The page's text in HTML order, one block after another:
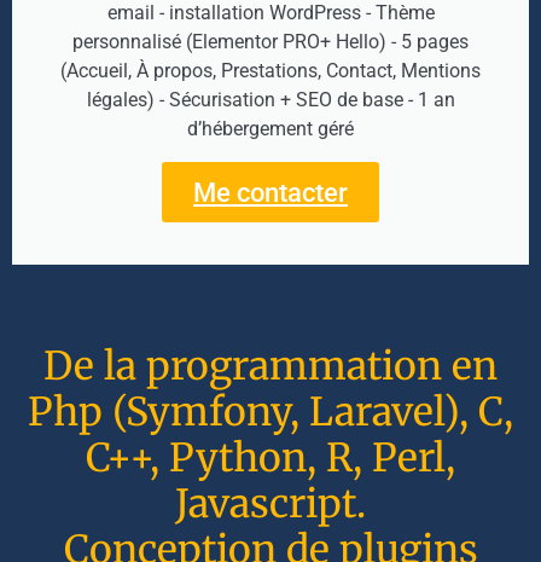
email - installation WordPress - Thème
personnalisé (Elementor PRO+ Hello) - 5 pages
(Accueil, À propos, Prestations, Contact, Mentions
légales) - Sécurisation + SEO de base - 1 an
d’hébergement géré
Me contacter
De la programmation en
Php (Symfony, Laravel), C,
C++, Python, R, Perl,
Javascript.
Conception de plugins